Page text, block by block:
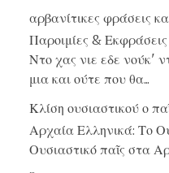
αρβανίτικες φράσεις
Παροιμίες &
Ντο χας νιε εδε νούκ'
μια και ούτε που θα...
Κλίση ουσιαστικού ο
Αρχαία Ελληνικά: Το
Ουσιαστικό παῖς στα
...